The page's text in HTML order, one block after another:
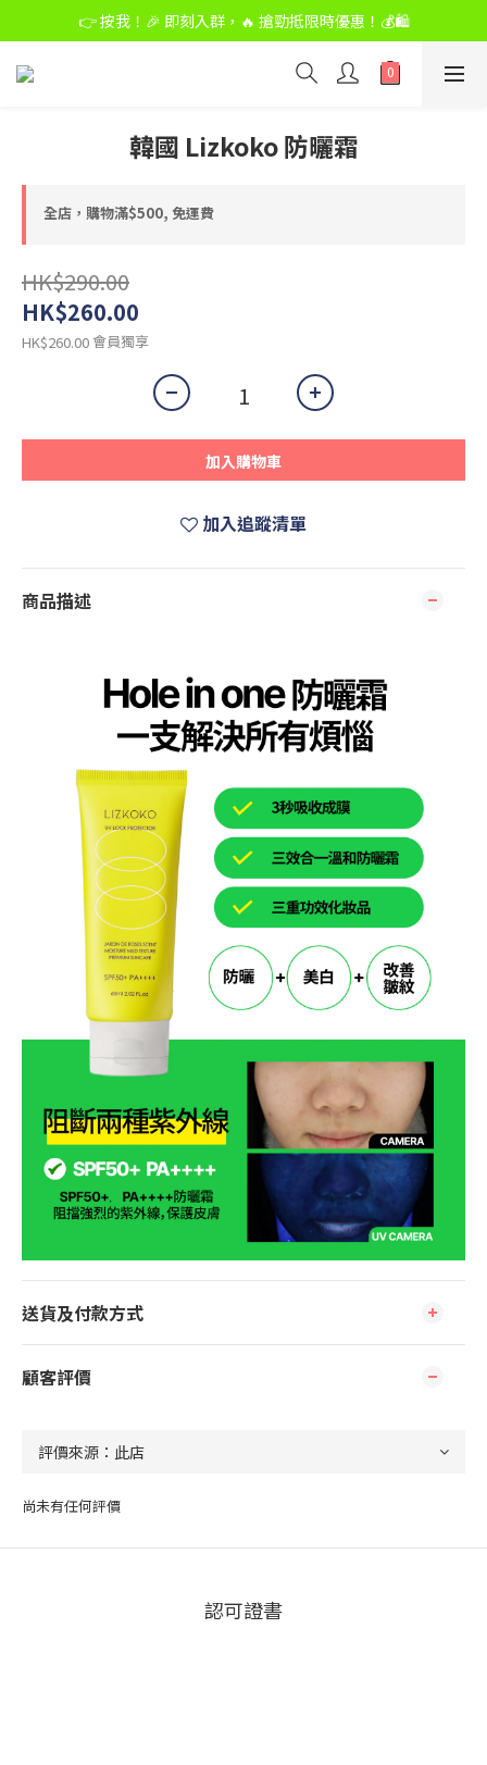
👉 按我！🎉 即刻入群，🔥 搶勁抵限時優惠！💰🛍️
👉 按我！🎉 即刻入群，🔥 搶勁抵限時優惠！💰🛍️
購物滿$500,免運費
韓國 Lizkoko 防曬霜
全店，購物滿$500, 免運費
HK$290.00
HK$260.00
HK$260.00會員獨享
加入購物車
加入追蹤清單
商品描述
送貨及付款方式
顧客評價
尚未有任何評價
認可證書